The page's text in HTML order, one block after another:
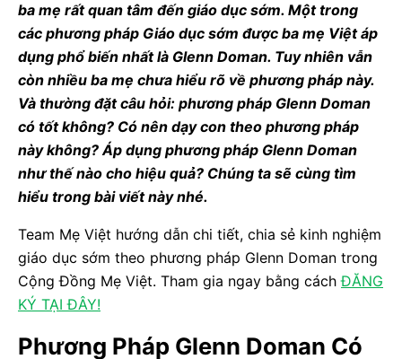
ba mẹ rất quan tâm đến giáo dục sớm. Một trong
các phương pháp Giáo dục sớm được ba mẹ Việt áp
dụng phổ biến nhất là Glenn Doman. Tuy nhiên vẫn
còn nhiều ba mẹ chưa hiểu rõ về phương pháp này.
Và thường đặt câu hỏi: phương pháp Glenn Doman
có tốt không? Có nên dạy con theo phương pháp
này không? Áp dụng phương pháp Glenn Doman
như thế nào cho hiệu quả? Chúng ta sẽ cùng tìm
hiểu trong bài viết này nhé.
Team Mẹ Việt hướng dẫn chi tiết, chia sẻ kinh nghiệm
giáo dục sớm theo phương pháp Glenn Doman trong
Cộng Đồng Mẹ Việt. Tham gia ngay bằng cáchĐĂNG
KÝ TẠI ĐÂY!
Phương Pháp Glenn Doman Có